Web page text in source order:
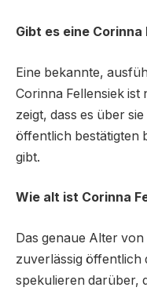
Gibt es eine
Eine bekannte,
Corinna Fellensiek ist
zeigt, dass es über
öffentlich bestätigten
gibt.
Wie alt ist Corinna
Das genaue Alter
zuverlässig öffentlich
spekulieren darüber,